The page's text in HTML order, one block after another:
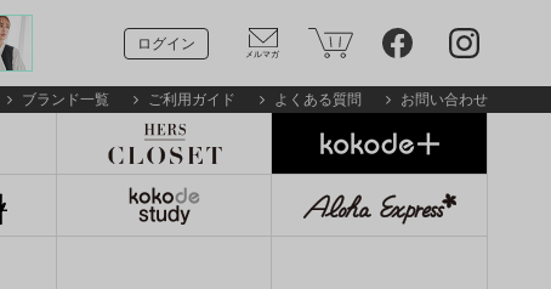
ログイン
ブランド一覧 ご利用ガイド よくある質問 お問い合わせ